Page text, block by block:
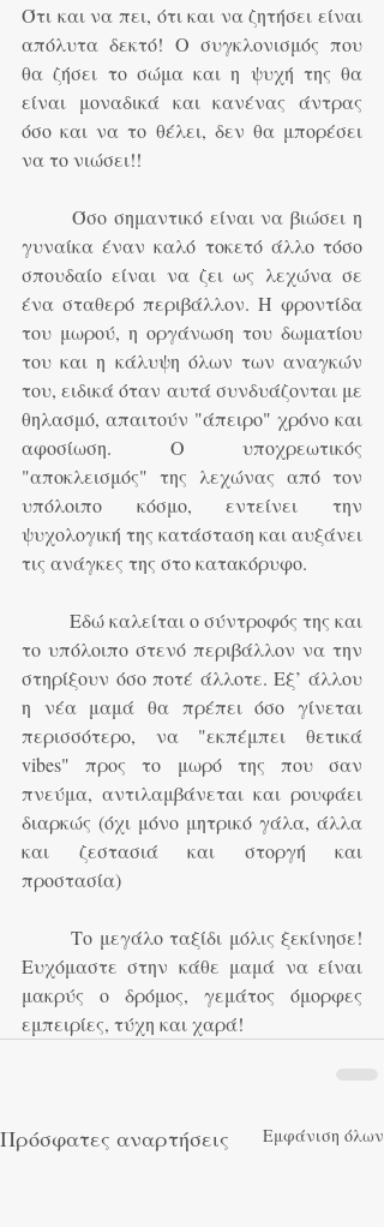
Ότι και να πει, ότι και να ζητήσει είναι
απόλυτα δεκτό! Ο συγκλονισμός που
θα ζήσει το σώμα και η ψυχή της θα
είναι μοναδικά και κανένας άντρας
όσο και να το θέλει, δεν θα μπορέσει
να το νιώσει!!
γυναίκα έναν καλό τοκετό άλλο τόσο
σπουδαίο είναι να ζει ως λεχώνα σε
ένα σταθερό περιβάλλον. Η φροντίδα
του μωρού, η οργάνωση του δωματίου
του και η κάλυψη όλων των αναγκών
του, ειδικά όταν αυτά συνδυάζονται με
θηλασμό, απαιτούν "άπειρο" χρόνο και
αφοσίωση. Ο υποχρεωτικός
"αποκλεισμός" της λεχώνας από τον
υπόλοιπο κόσμο, εντείνει την
ψυχολογική της κατάσταση και αυξάνει
τις ανάγκες της στο κατακόρυφο.
το υπόλοιπο στενό περιβάλλον να την
στηρίξουν όσο ποτέ άλλοτε. Εξ’ άλλου
η νέα μαμά θα πρέπει όσο γίνεται
περισσότερο, να "εκπέμπει θετικά
vibes" προς το μωρό της που σαν
πνεύμα, αντιλαμβάνεται και ρουφάει
διαρκώς (όχι μόνο μητρικό γάλα, άλλα
και ζεστασιά και στοργή και
προστασία)
	Το μεγάλο ταξίδι μόλις ξεκίνησε!
Ευχόμαστε στην κάθε μαμά να είναι
μακρύς ο δρόμος, γεμάτος όμορφες
εμπειρίες, τύχη και χαρά!
Πρόσφατες αναρτήσεις Εμφάνιση όλων